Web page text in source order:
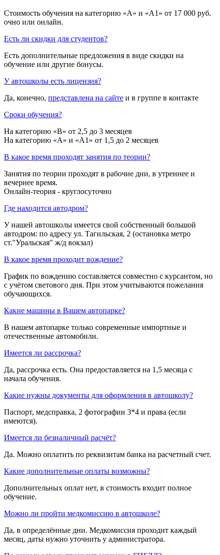
Стоимость обучения на категорию «A» и «A1» от 17 000 руб.
очно или онлайн.
Есть ли скидки для студентов?
Есть дополнительные предложения в виде скидки на
обучение или другие бонусы.
У автошколы есть лицензия?
Да, конечно, представлена на сайте и в группе в контакте
Сроки обучения?
На категорию «B» от 2,5 до 3 месяцев
На категорию «A» и «A1» от 1,5 до 2 месяцев
В какое время проходят занятия по теории?
Занятия по теории проходят в рабочие дни, в утреннее и
вечернее время.
Онлайн-теория - круглосуточно
Где находится автодром?
У нашей автошколы имеется свой собственный большой
автодром: по адресу ул. Тагильская, 2 (остановка метро
ст."Уральская" ж/д вокзал)
В какое время проходит вождение?
График по вождению составляется совместно с курсантом, но
с учётом светового дня. При этом учитываются пожелания
обучающихся.
Какие машины в Вашем автопарке?
В нашем автопарке только современные импортные и
отечественные автомобили.
Имеется ли рассрочка?
Да, рассрочка есть. Она предоставляется на 1,5 месяца с
начала обучения.
Какие нужны документы для оформления в автошколу?
Паспорт, медсправка, 2 фотографии 3*4 и права (если
имеются).
Имеется ли безналичный расчёт?
Да. Можно оплатить по реквизитам банка на расчетный счет.
Какие дополнительные оплаты возможны?
Дополнительных оплат нет, в стоимость входит полное
обучение.
Можно ли пройти медкомиссию в автошколе?
Да, в определённые дни. Медкомиссия проходит каждый
месяц, даты нужно уточнить у администратора.